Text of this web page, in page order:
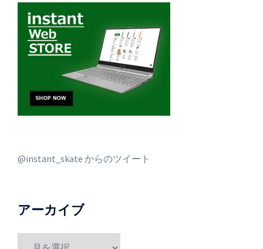
@instant_skate からのツイート
アーカイブ